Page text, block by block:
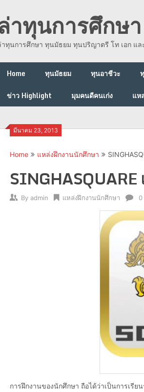
าทุนการศึกษ
าทุนการศึกษา ทุนมัธยม ทุนปริญาตรี โท เอก แล
Home ทุนมัธยม ทุนอาชีวะ
ข่าว Highlight
มุมคนดีคนเก่ง แห
มีนาคม 23, 2013
Home แหล่งฝึกงานนักศึกษา
By admin แหล่งฝึกงานนักศึกษา 0
การฝึกงานของนักศึกษา ถือได้ว่าเป็นการเรี